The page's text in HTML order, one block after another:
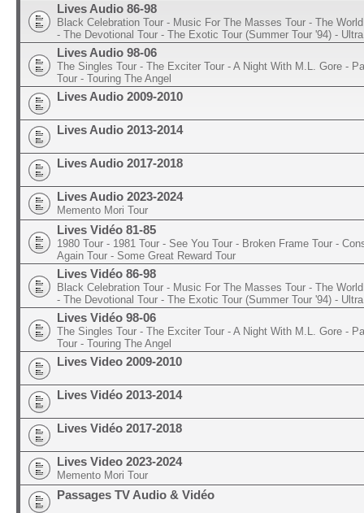
Lives Audio 86-98
Black Celebration Tour - Music For The Masses Tour - The
- The Devotional Tour - The Exotic Tour (Summer Tour '94) -
Lives Audio 98-06
The Singles Tour - The Exciter Tour - A Night With M.L. Gore -
Tour - Touring The Angel
Lives Audio 2009-2010
Lives Audio 2013-2014
Lives Audio 2017-2018
Lives Audio 2023-2024
Memento Mori Tour
Lives Vidéo 81-85
1980 Tour - 1981 Tour - See You Tour - Broken Frame Tour -
Again Tour - Some Great Reward Tour
Lives Vidéo 86-98
Black Celebration Tour - Music For The Masses Tour - The
- The Devotional Tour - The Exotic Tour (Summer Tour '94) -
Lives Vidéo 98-06
The Singles Tour - The Exciter Tour - A Night With M.L. Gore -
Tour - Touring The Angel
Lives Video 2009-2010
Lives Vidéo 2013-2014
Lives Vidéo 2017-2018
Lives Video 2023-2024
Memento Mori Tour
Passages TV Audio & Vidéo